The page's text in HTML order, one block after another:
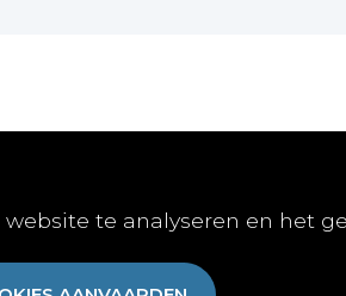
te analyseren en het
Publiceren
Vacature publiceren